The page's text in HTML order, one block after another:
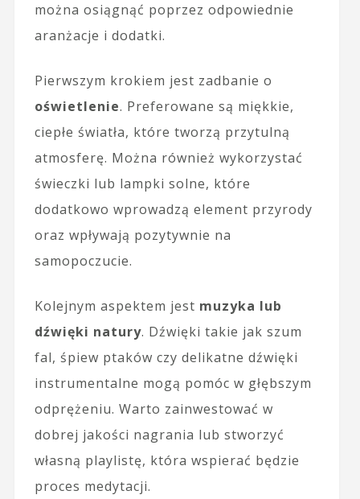
można osiągnąć poprzez odpowiednie
aranżacje i dodatki.
Pierwszym krokiem jest zadbanie o
oświetlenie. Preferowane są miękkie,
ciepłe światła, które tworzą przytulną
atmosferę. Można również wykorzystać
świeczki lub lampki solne, które
dodatkowo wprowadzą element przyrody
oraz wpływają pozytywnie na
samopoczucie.
Kolejnym aspektem jest muzyka lub
dźwięki natury. Dźwięki takie jak szum
fal, śpiew ptaków czy delikatne dźwięki
instrumentalne mogą pomóc w głębszym
odprężeniu. Warto zainwestować w
dobrej jakości nagrania lub stworzyć
własną playlistę, która wspierać będzie
proces medytacji.